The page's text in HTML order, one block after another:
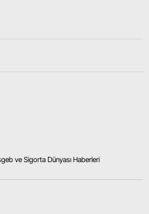
ve Sigorta Dünyası Haberleri